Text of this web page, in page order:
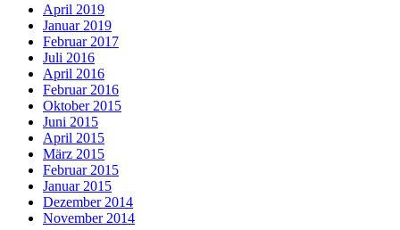
April 2019
Januar 2019
Februar 2017
Juli 2016
April 2016
Februar 2016
Oktober 2015
Juni 2015
April 2015
März 2015
Februar 2015
Januar 2015
Dezember 2014
November 2014